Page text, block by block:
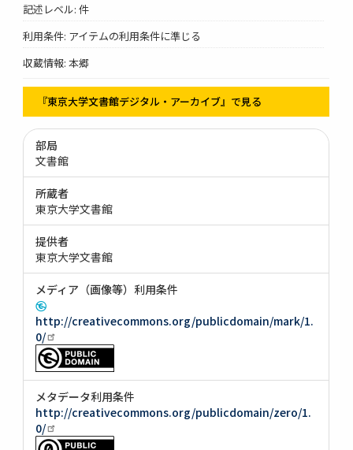
記述レベル: 件
利用条件: アイテムの利用条件に準じる
収蔵情報: 本郷
『東京大学文書館デジタル・アーカイブ』で見る
部局
文書館
所蔵者
東京大学文書館
提供者
東京大学文書館
メディア（画像等）利用条件
http://creativecommons.org/publicdomain/mark/1.
0/
メタデータ利用条件
http://creativecommons.org/publicdomain/zero/1.
0/